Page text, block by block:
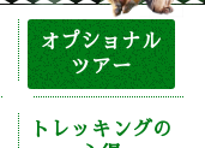
オプショナル
ツアー
トレッキングの